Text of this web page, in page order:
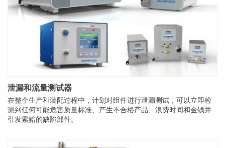
泄漏和流量测试器
在整个生产和装配过程中，计划对组件进行泄漏测试，可以立即检
测到任何可能危害质量标准、产生不合格产品、浪费时间和金钱并
引发索赔的缺陷部件。